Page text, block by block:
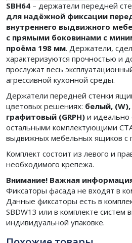
SBH64 – держатели передней
для надёжной фиксации
внутреннего выдвижного
с прямыми боковинами с
проёма 198 мм. Держатели,
характеризуются прочностью и
прослужат весь
агрессивной кухонной среды.
Держатели передней стенки
цветовых решениях: белый, (W),
графитовый (GRPH) и идеально
остальными комплектующими
выдвижных мебельных ящиков с
Комплект состоит из левого и
необходимого крепежа.
Внимание! Важная
Фиксаторы фасада не входят в
Данные фиксаторы есть в
SBDW13 или в комплекте систем
индивидуальной упаковке.